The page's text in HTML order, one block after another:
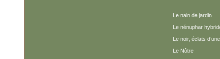
Le nain de jardin
Le nénuphar
Le noir, éclats
Le Nôtre